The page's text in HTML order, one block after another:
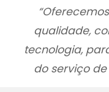
qualidade,
tecnologia,
do serviço de